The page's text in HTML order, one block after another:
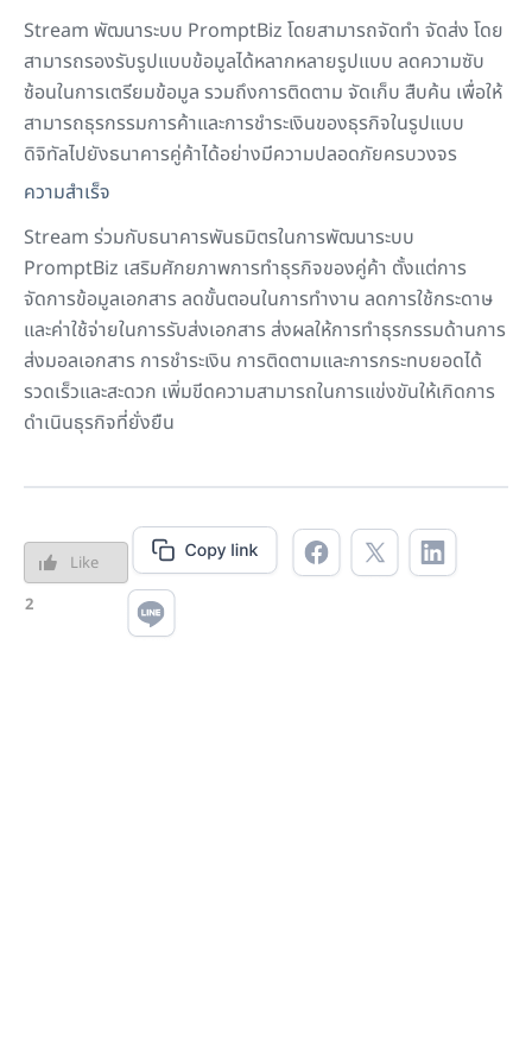
Stream พัฒนาระบบ PromptBiz โดยสามารถจัดทำ จัดส่ง โดย
สามารถรองรับรูปแบบข้อมูลได้หลากหลายรูปแบบ ลดความซับ
ซ้อนในการเตรียมข้อมูล รวมถึงการติดตาม จัดเก็บ สืบค้น เพื่อให้
สามารถธุรกรรมการค้าและการชำระเงินของธุรกิจในรูปแบบ
ดิจิทัลไปยังธนาคารคู่ค้าได้อย่างมีความปลอดภัยครบวงจร
ความสำเร็จ
Stream ร่วมกับธนาคารพันธมิตรในการพัฒนาระบบ
PromptBiz เสริมศักยภาพการทำธุรกิจของคู่ค้า ตั้งแต่การ
จัดการข้อมูลเอกสาร ลดขั้นตอนในการทำงาน ลดการใช้กระดาษ
และค่าใช้จ่ายในการรับส่งเอกสาร ส่งผลให้การทำธุรกรรมด้านการ
ส่งมอลเอกสาร การชำระเงิน การติดตามและการกระทบยอดได้
รวดเร็วและสะดวก เพิ่มขีดความสามารถในการแข่งขันให้เกิดการ
ดำเนินธุรกิจที่ยั่งยืน
Like
2